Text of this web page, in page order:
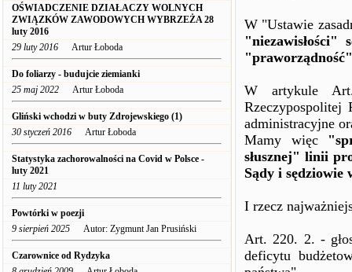
OŚWIADCZENIE DZIAŁACZY WOLNYCH
ZWIĄZKÓW ZAWODOWYCH WYBRZEŻA 28
luty 2016
29 luty 2016 Artur Łoboda
Do foliarzy - budujcie ziemianki
25 maj 2022 Artur Łoboda
Gliński wchodzi w buty Zdrojewskiego (1)
30 styczeń 2016 Artur Łoboda
Statystyka zachorowalności na Covid w Polsce -
luty 2021
11 luty 2021
Powtórki w poezji
9 sierpień 2025 Autor: Zygmunt Jan Prusiński
Czarownice od Rydzyka
W "Ustawie
"praworządność"
W artykule
Rzeczypospolitej
administracyjne
Mamy więc
słusznej" linii
Sądy i sędziowie
I rzecz
Art. 220. 2. -
deficytu